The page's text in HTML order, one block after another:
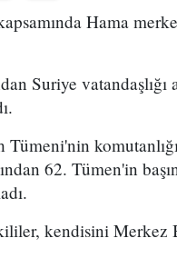
Hama
Suriye vatandaşlığı
62. Tümen'in
kendisini